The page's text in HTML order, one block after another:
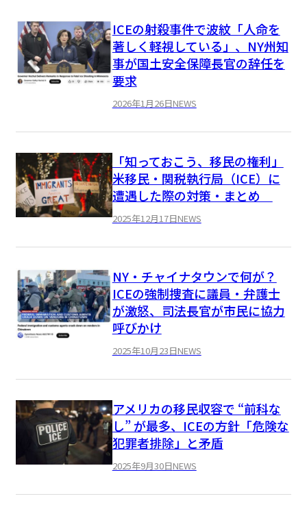
ICEの射殺事件で波紋「人命を
著しく軽視している」、NY州知
事が国土安全保障長官の辞任を
要求
2026年1月26日NEWS
「知っておこう、移民の権利」
米移民・関税執行局（ICE）に
遭遇した際の対策・まとめ
2025年12月17日NEWS
NY・チャイナタウンで何が？
ICEの強制捜査に議員・弁護士
が激怒、司法長官が市民に協力
呼びかけ
2025年10月23日NEWS
アメリカの移民収容で “前科な
し” が最多、ICEの方針「危険な
犯罪者排除」と矛盾
2025年9月30日NEWS